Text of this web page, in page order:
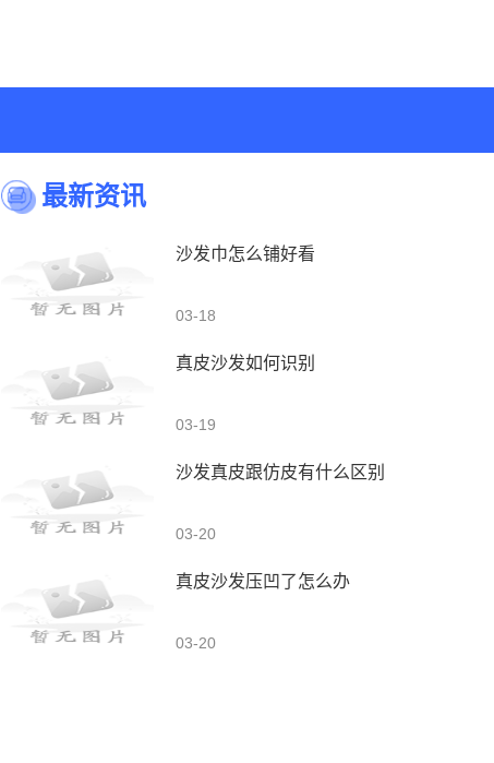
最新资讯
沙发巾怎么铺好看
03-18
真皮沙发如何识别
03-19
沙发真皮跟仿皮有什么区别
03-20
真皮沙发压凹了怎么办
03-20